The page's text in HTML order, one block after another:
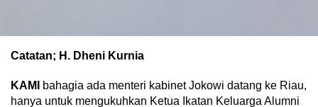
Catatan; H. Dheni Kurnia
KAMI
bahagia ada menteri kabinet Jokowi datang ke Riau,
hanya untuk mengukuhkan Ketua Ikatan Keluarga Alumni